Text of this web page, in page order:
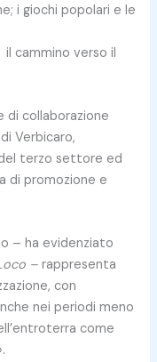
i giochi popolari e le
il cammino verso il
di collaborazione
Verbicaro,
terzo settore ed
di promozione e
– ha evidenziato
– rappresenta
con
nei periodi meno
come